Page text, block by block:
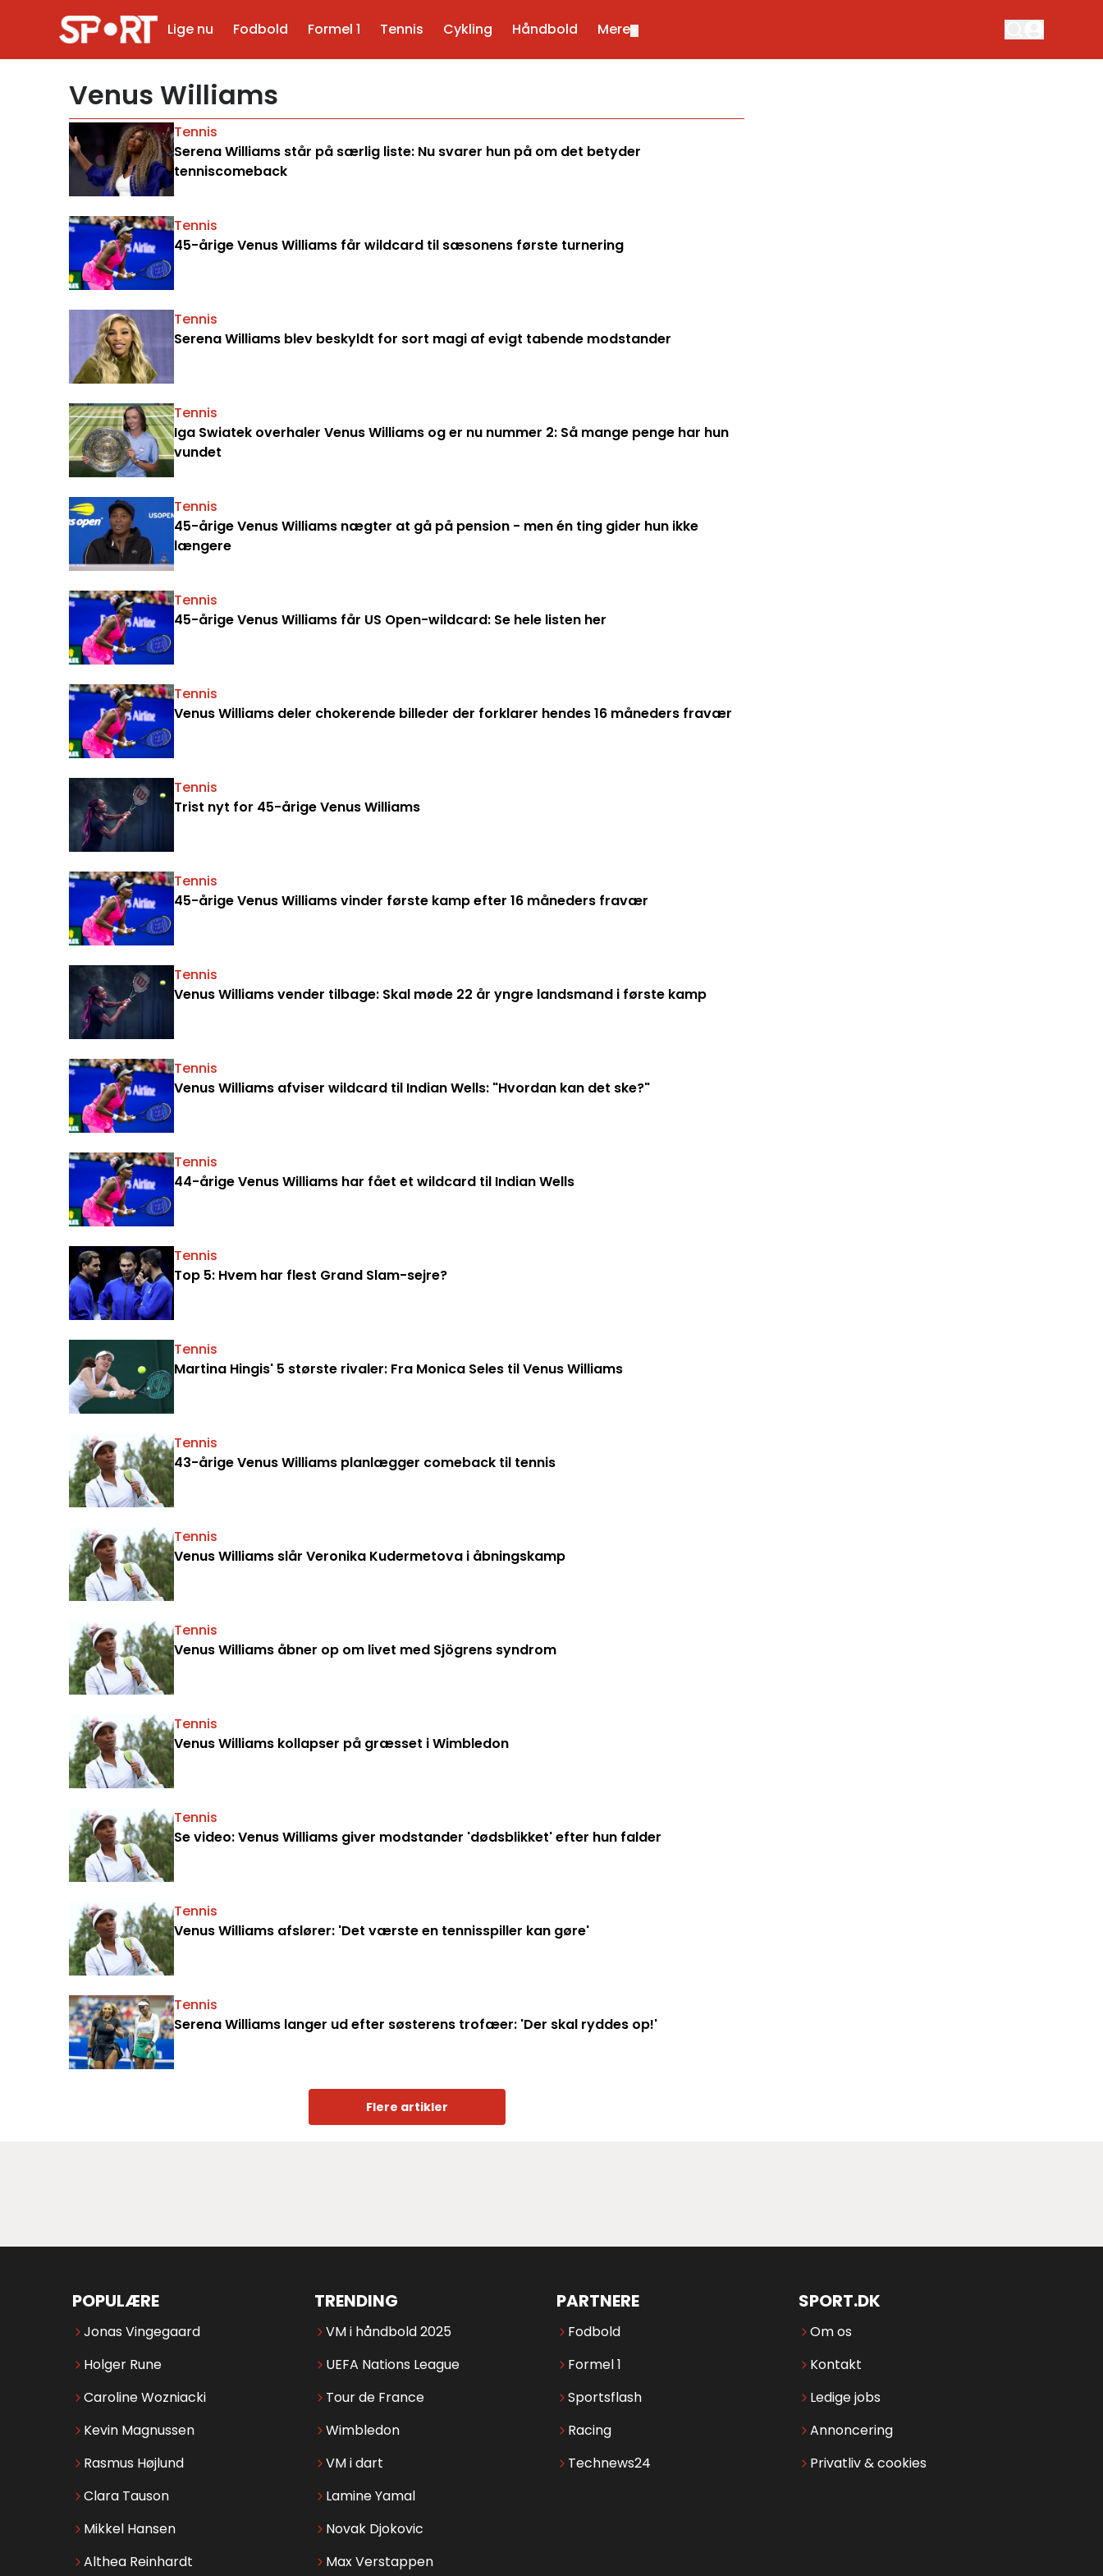
Lige nu Fodbold Formel 1 Tennis Cykling Håndbold Mere
Venus Williams
Tennis
Serena Williams står på særlig liste: Nu svarer hun på om det betyder
tenniscomeback
Tennis
45-årige Venus Williams får wildcard til sæsonens første turnering
Tennis
Serena Williams blev beskyldt for sort magi af evigt tabende modstander
Tennis
Iga Swiatek overhaler Venus Williams og er nu nummer 2: Så mange penge har hun
vundet
Tennis
45-årige Venus Williams nægter at gå på pension - men én ting gider hun ikke
længere
Tennis
45-årige Venus Williams får US Open-wildcard: Se hele listen her
Tennis
Venus Williams deler chokerende billeder der forklarer hendes 16 måneders fravær
Tennis
Trist nyt for 45-årige Venus Williams
Tennis
45-årige Venus Williams vinder første kamp efter 16 måneders fravær
Tennis
Venus Williams vender tilbage: Skal møde 22 år yngre landsmand i første kamp
Tennis
Venus Williams afviser wildcard til Indian Wells: "Hvordan kan det ske?"
Tennis
44-årige Venus Williams har fået et wildcard til Indian Wells
Tennis
Top 5: Hvem har flest Grand Slam-sejre?
Tennis
Martina Hingis' 5 største rivaler: Fra Monica Seles til Venus Williams
Tennis
43-årige Venus Williams planlægger comeback til tennis
Tennis
Venus Williams slår Veronika Kudermetova i åbningskamp
Tennis
Venus Williams åbner op om livet med Sjögrens syndrom
Tennis
Venus Williams kollapser på græsset i Wimbledon
Tennis
Se video: Venus Williams giver modstander 'dødsblikket' efter hun falder
Tennis
Venus Williams afslører: 'Det værste en tennisspiller kan gøre'
Tennis
Serena Williams langer ud efter søsterens trofæer: 'Der skal ryddes op!'
Flere artikler
POPULÆRE
Jonas Vingegaard
Holger Rune
Caroline Wozniacki
Kevin Magnussen
Rasmus Højlund
Clara Tauson
Mikkel Hansen
Althea Reinhardt
TRENDING
VM i håndbold 2025
UEFA Nations League
Tour de France
Wimbledon
VM i dart
Lamine Yamal
Novak Djokovic
Max Verstappen
PARTNERE
Fodbold
Formel 1
Sportsflash
Racing
Technews24
SPORT.DK
Om os
Kontakt
Ledige jobs
Annoncering
Privatliv & cookies